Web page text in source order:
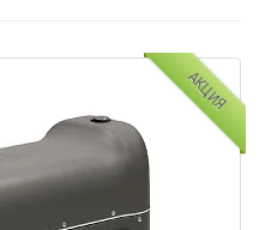
АКЦИЯ